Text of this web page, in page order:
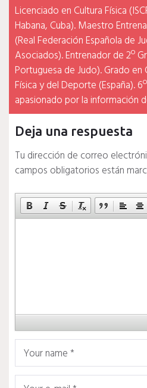
Licenciado en Cultura Física
Habana, Cuba). Maestro
(Real Federación Española de
Asociados). Entrenador de 2º
Portuguesa de Judo). Grado en
Física y del Deporte (España).
apasionado por la información
Deja una respuesta
Tu dirección de correo
campos obligatorios están